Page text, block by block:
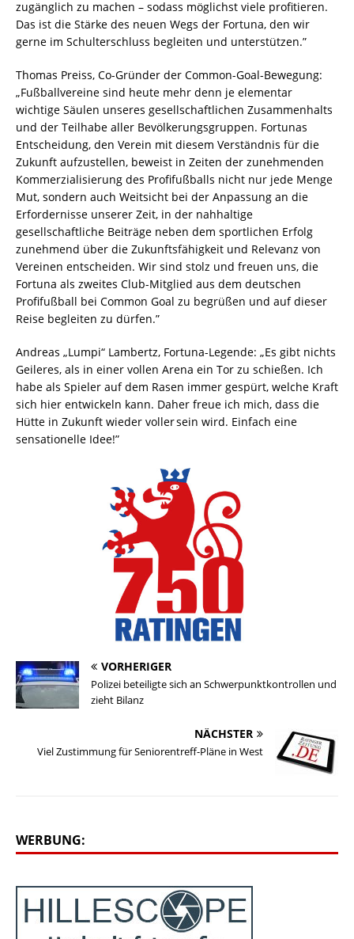
zugänglich zu machen – sodass möglichst viele profitieren.
Das ist die Stärke des neuen Wegs der Fortuna, den wir
gerne im Schulterschluss begleiten und unterstützen.”
Thomas Preiss, Co-Gründer der Common-Goal-Bewegung:
„Fußballvereine sind heute mehr denn je elementar
wichtige Säulen unseres gesellschaftlichen Zusammenhalts
und der Teilhabe aller Bevölkerungsgruppen. Fortunas
Entscheidung, den Verein mit diesem Verständnis für die
Zukunft aufzustellen, beweist in Zeiten der zunehmenden
Kommerzialisierung des Profifußballs nicht nur jede Menge
Mut, sondern auch Weitsicht bei der Anpassung an die
Erfordernisse unserer Zeit, in der nahhaltige
gesellschaftliche Beiträge neben dem sportlichen Erfolg
zunehmend über die Zukunftsfähigkeit und Relevanz von
Vereinen entscheiden. Wir sind stolz und freuen uns, die
Fortuna als zweites Club-Mitglied aus dem deutschen
Profifußball bei Common Goal zu begrüßen und auf dieser
Reise begleiten zu dürfen.”
Andreas „Lumpi“ Lambertz, Fortuna-Legende: „Es gibt nichts
Geileres, als in einer vollen Arena ein Tor zu schießen. Ich
habe als Spieler auf dem Rasen immer gespürt, welche Kraft
sich hier entwickeln kann. Daher freue ich mich, dass die
Hütte in Zukunft wieder voller sein wird. Einfach eine
sensationelle Idee!”
VORHERIGER
Polizei beteiligte sich an Schwerpunktkontrollen und
zieht Bilanz
NÄCHSTER
Viel Zustimmung für Seniorentreff-Pläne in West
WERBUNG: